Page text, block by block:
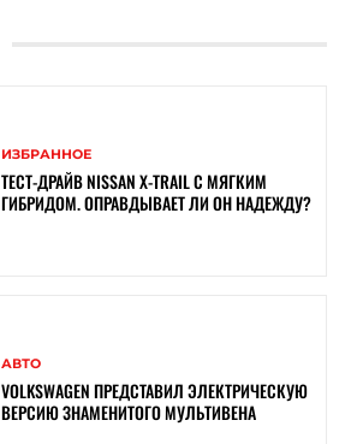
ИЗБРАННОЕ
ТЕСТ-ДРАЙВ NISSAN X-TRAIL С МЯГКИМ
ГИБРИДОМ. ОПРАВДЫВАЕТ ЛИ ОН НАДЕЖДУ?
АВТО
VOLKSWAGEN ПРЕДСТАВИЛ ЭЛЕКТРИЧЕСКУЮ
ВЕРСИЮ ЗНАМЕНИТОГО МУЛЬТИВЕНА